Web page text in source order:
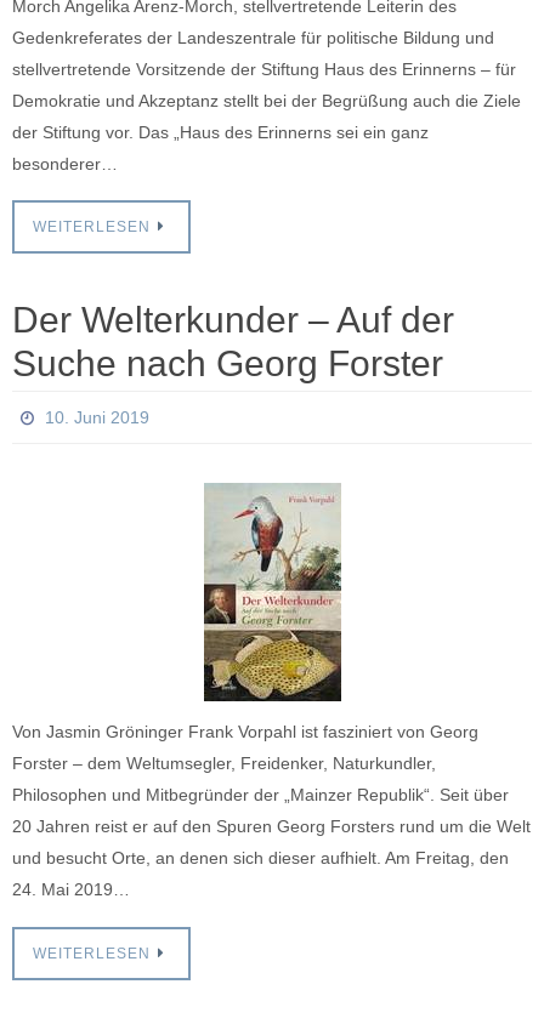
Morch Angelika Arenz-Morch, stellvertretende Leiterin des
Gedenkreferates der Landeszentrale für politische Bildung und
stellvertretende Vorsitzende der Stiftung Haus des Erinnerns – für
Demokratie und Akzeptanz stellt bei der Begrüßung auch die Ziele
der Stiftung vor. Das „Haus des Erinnerns sei ein ganz
besonderer…
WEITERLESEN
Der Welterkunder – Auf der
Suche nach Georg Forster
10. Juni 2019
Von Jasmin Gröninger Frank Vorpahl ist fasziniert von Georg
Forster – dem Weltumsegler, Freidenker, Naturkundler,
Philosophen und Mitbegründer der „Mainzer Republik“. Seit über
20 Jahren reist er auf den Spuren Georg Forsters rund um die Welt
und besucht Orte, an denen sich dieser aufhielt. Am Freitag, den
24. Mai 2019…
WEITERLESEN